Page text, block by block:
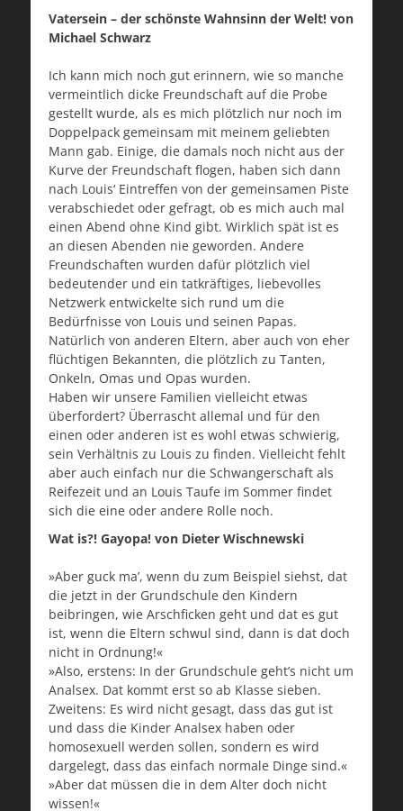
Vatersein – der schönste Wahnsinn der Welt! von
Michael Schwarz
Ich kann mich noch gut erinnern, wie so manche
vermeintlich dicke Freundschaft auf die Probe
gestellt wurde, als es mich plötzlich nur noch im
Doppelpack gemeinsam mit meinem geliebten
Mann gab. Einige, die damals noch nicht aus der
Kurve der Freundschaft flogen, haben sich dann
nach Louis‘ Eintreffen von der gemeinsamen Piste
verabschiedet oder gefragt, ob es mich auch mal
einen Abend ohne Kind gibt. Wirklich spät ist es
an diesen Abenden nie geworden. Andere
Freundschaften wurden dafür plötzlich viel
bedeutender und ein tatkräftiges, liebevolles
Netzwerk entwickelte sich rund um die
Bedürfnisse von Louis und seinen Papas.
Natürlich von anderen Eltern, aber auch von eher
flüchtigen Bekannten, die plötzlich zu Tanten,
Onkeln, Omas und Opas wurden.
Haben wir unsere Familien vielleicht etwas
überfordert? Überrascht allemal und für den
einen oder anderen ist es wohl etwas schwierig,
sein Verhältnis zu Louis zu finden. Vielleicht fehlt
aber auch einfach nur die Schwangerschaft als
Reifezeit und an Louis Taufe im Sommer findet
sich die eine oder andere Rolle noch.
Wat is?! Gayopa! von Dieter Wischnewski
»Aber guck ma’, wenn du zum Beispiel siehst, dat
die jetzt in der Grundschule den Kindern
beibringen, wie Arschficken geht und dat es gut
ist, wenn die Eltern schwul sind, dann is dat doch
nicht in Ordnung!«
»Also, erstens: In der Grundschule geht’s nicht um
Analsex. Dat kommt erst so ab Klasse sieben.
Zweitens: Es wird nicht gesagt, dass das gut ist
und dass die Kinder Analsex haben oder
homosexuell werden sollen, sondern es wird
dargelegt, dass das einfach normale Dinge sind.«
»Aber dat müssen die in dem Alter doch nicht
wissen!«